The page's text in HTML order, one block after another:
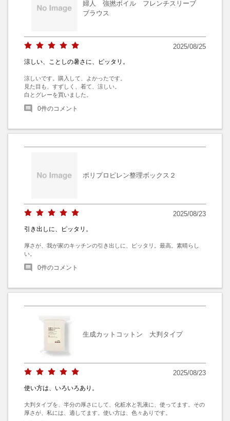
婦人 強撚ボイル フレンチスリーブ
ブラウス
2025/08/25
涼しい、ことしの暑さに、ピッタリ。
涼しいです。購入して、よかったです。
見た目も、すずしく、着て、涼しい。
白とグレーを買いました。
0件のコメント
ポリプロピレン整理ボックス２
2025/08/23
引き出しに、ピッタリ。
厚さが、我が家のキッチンの引き出しに、ピッタリ。最高。素晴らし
い。
0件のコメント
生成カットコットン 大判タイプ
2025/08/23
使い方は、いろいろあり。
大判タイプを、半分の厚さにして、化粧水と乳液に、使ってます。その
厚さが、私には、適してます。使い方は、色々ありです。